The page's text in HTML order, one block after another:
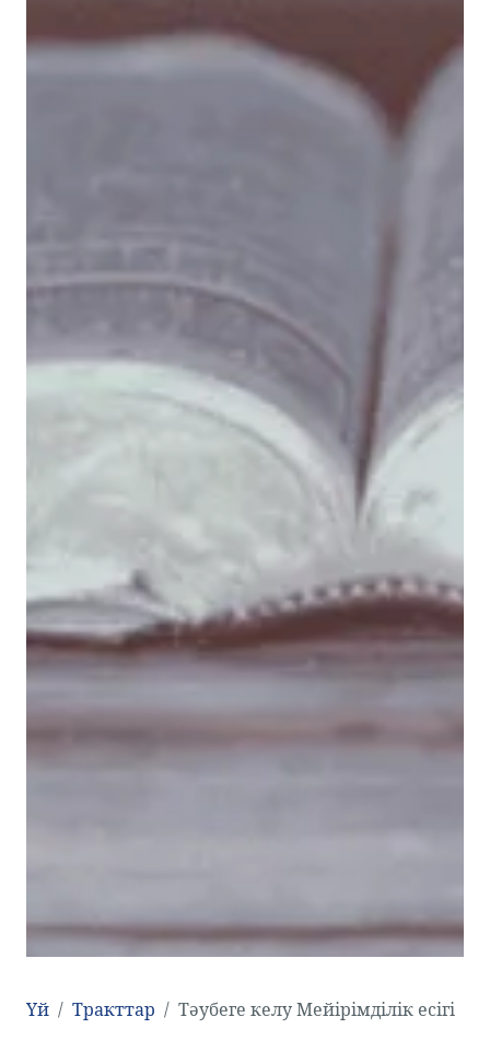
Үй Тракттар Тәубеге келу Мейірімділік есігі